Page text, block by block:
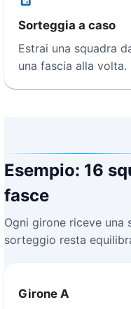
Sorteggia a caso
Estrai una squadra
una fascia alla volta.
Esempio: 16
fasce
Ogni girone riceve una
sorteggio resta
Girone A